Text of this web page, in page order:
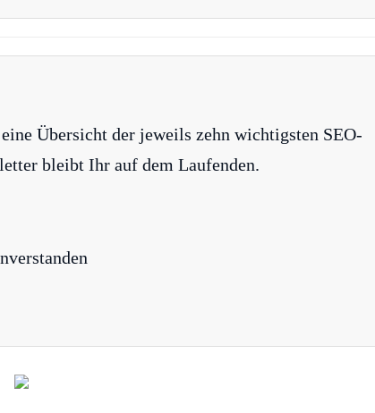
Übersicht der jeweils zehn wichtigsten SEO-
bleibt Ihr auf dem Laufenden.